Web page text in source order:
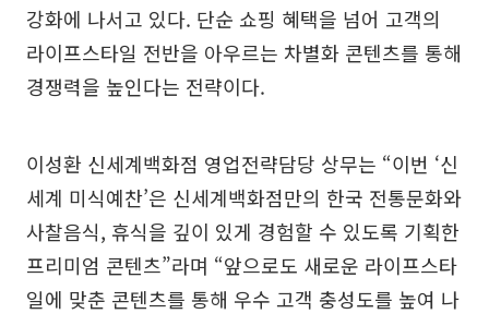
강화에 나서고 있다. 단순 쇼핑 혜택을 넘어 고객의
라이프스타일 전반을 아우르는 차별화 콘텐츠를 통해
경쟁력을 높인다는 전략이다.
이성환 신세계백화점 영업전략담당 상무는 “이번 ‘신
세계 미식예찬’은 신세계백화점만의 한국 전통문화와
사찰음식, 휴식을 깊이 있게 경험할 수 있도록 기획한
프리미엄 콘텐츠”라며 “앞으로도 새로운 라이프스타
일에 맞춘 콘텐츠를 통해 우수 고객 충성도를 높여 나